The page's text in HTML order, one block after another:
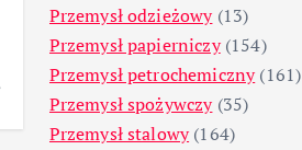
Przemysł odzieżowy(13)
Przemysł papierniczy(154)
Przemysł petrochemiczny(161)
Przemysł spożywczy(35)
Przemysł stalowy(164)